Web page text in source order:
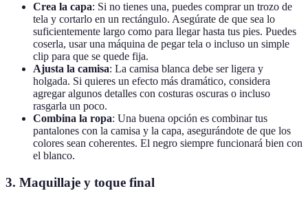
Crea la capa: Si no tienes una, puedes comprar un trozo de
tela y cortarlo en un rectángulo. Asegúrate de que sea lo
suficientemente largo como para llegar hasta tus pies. Puedes
coserla, usar una máquina de pegar tela o incluso un simple
clip para que se quede fija.
Ajusta la camisa: La camisa blanca debe ser ligera y
holgada. Si quieres un efecto más dramático, considera
agregar algunos detalles con costuras oscuras o incluso
rasgarla un poco.
Combina la ropa: Una buena opción es combinar tus
pantalones con la camisa y la capa, asegurándote de que los
colores sean coherentes. El negro siempre funcionará bien con
el blanco.
3. Maquillaje y toque final